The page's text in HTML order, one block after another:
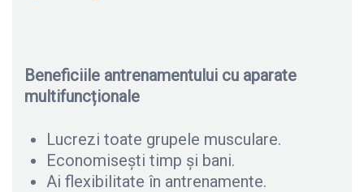
Beneficiile antrenamentului cu aparate
multifuncționale
Lucrezi toate grupele musculare.
Economisești timp și bani.
Ai flexibilitate în antrenamente.